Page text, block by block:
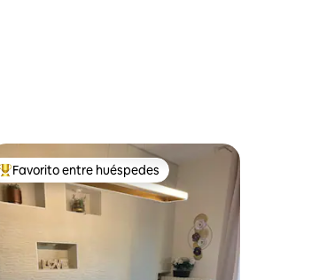
De los mejores en Favorito entre huéspedes
Favorito entre huéspedes